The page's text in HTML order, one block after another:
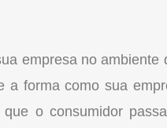
empresa no ambiente
a forma como sua
o consumidor